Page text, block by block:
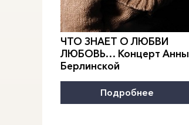
0">
ЧТО ЗНАЕТ О ЛЮБВИ
ЛЮБОВЬ… Концерт Анны
Берлинской
Подробнее